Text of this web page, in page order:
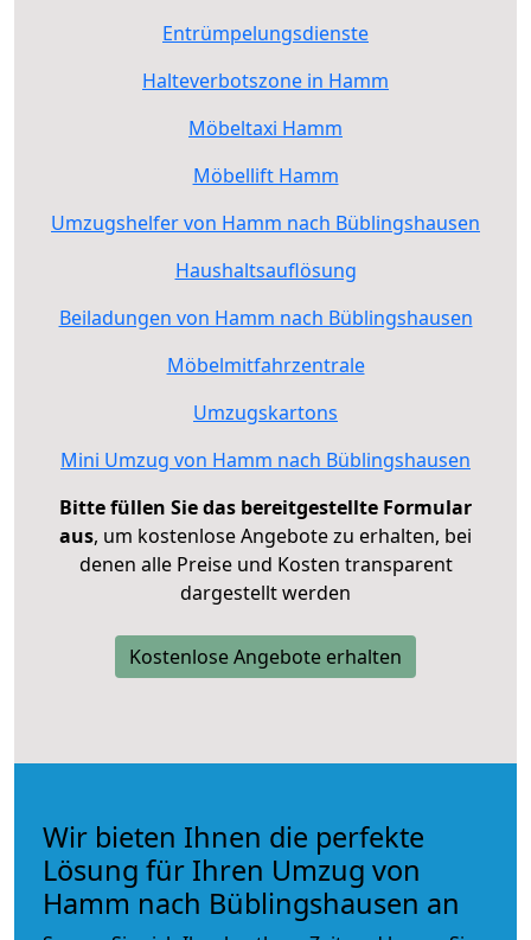
Entrümpelungsdienste
Halteverbotszone in Hamm
Möbeltaxi Hamm
Möbellift Hamm
Umzugshelfer von Hamm nach Büblingshausen
Haushaltsauflösung
Beiladungen von Hamm nach Büblingshausen
Möbelmitfahrzentrale
Umzugskartons
Mini Umzug von Hamm nach Büblingshausen
Bitte füllen Sie das bereitgestellte Formular
aus, um kostenlose Angebote zu erhalten, bei
denen alle Preise und Kosten transparent
dargestellt werden
Kostenlose Angebote erhalten
Wir bieten Ihnen die perfekte
Lösung für Ihren Umzug von
Hamm nach Büblingshausen an